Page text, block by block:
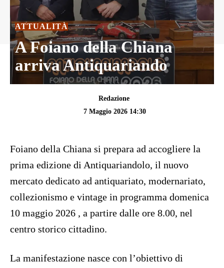
ATTUALITÀ
A Foiano della Chiana
arriva Antiquariando
Redazione
7 Maggio 2026 14:30
Foiano della Chiana si prepara ad accogliere la
prima edizione di Antiquariandolo, il nuovo
mercato dedicato ad antiquariato, modernariato,
collezionismo e vintage in programma domenica
10 maggio 2026 , a partire dalle ore 8.00, nel
centro storico cittadino.
La manifestazione nasce con l’obiettivo di